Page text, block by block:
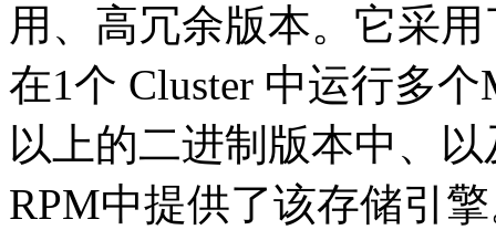
用、高冗余版本。它采
在1个 Cluster 中运行多
以上的二进制版本中、
RPM中提供了该存储引